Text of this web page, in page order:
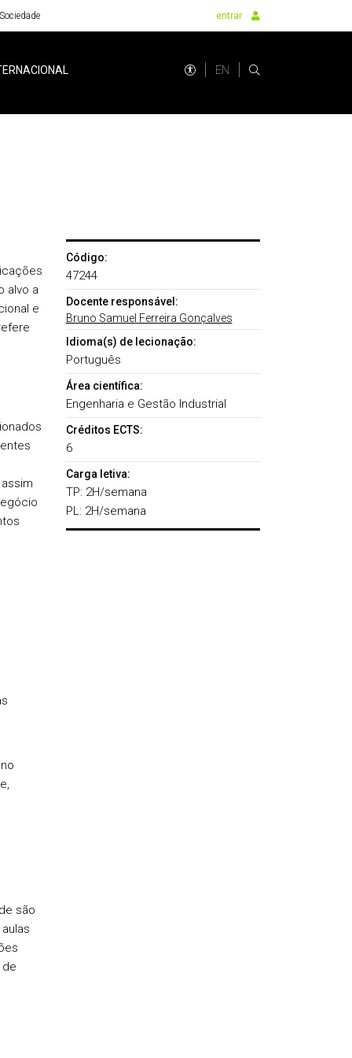
entrar
EN
alvo a
e
são
Código:
47244
Docente responsável:
Bruno Samuel Ferreira Gonçalves
Idioma(s) de lecionação:
Português
Área científica:
Engenharia e Gestão Industrial
Créditos ECTS:
6
Carga letiva:
TP: 2H/semana
PL: 2H/semana